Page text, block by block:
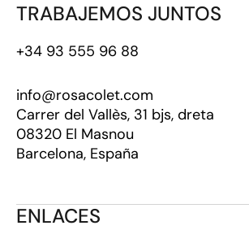
TRABAJEMOS JUNTOS
+34 93 555 96 88
info@rosacolet.com
Carrer del Vallès, 31 bjs, dreta
08320 El Masnou
Barcelona, España
ENLACES